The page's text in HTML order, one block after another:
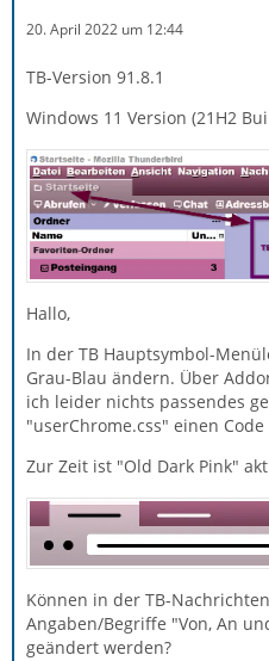
20. April 2022 um 12:44
TB-Version 91.8.1
Windows 11 Version (21H2
Hallo,
In der TB Hauptsymbol-
Grau-Blau ändern. Über
ich leider nichts passendes
"userChrome.css" einen
Zur Zeit ist "Old Dark Pink"
Können in der TB-
Angaben/Begriffe "Von, An
geändert werden?